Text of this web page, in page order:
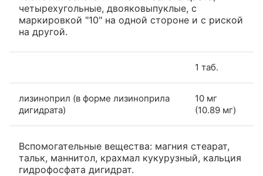
четырехугольные, двояковыпуклые, с
маркировкой "10" на одной стороне и с риской
на другой.
1 таб.
лизиноприл (в форме лизиноприла
дигидрата)
10 мг
(10.89 мг)
Вспомогательные вещества: магния стеарат,
тальк, маннитол, крахмал кукурузный, кальция
гидрофосфата дигидрат.